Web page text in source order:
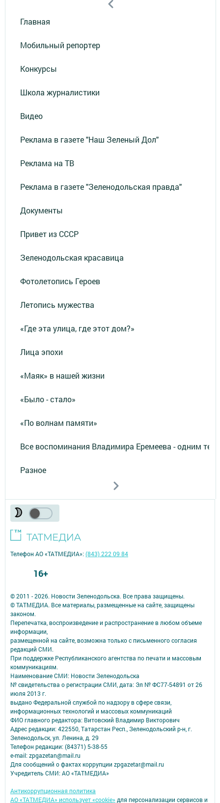
Главная
Мобильный репортер
Конкурсы
Школа журналистики
Видео
Реклама в газете "Наш Зеленый Дол"
Реклама на ТВ
Реклама в газете "Зеленодольская правда"
Документы
Привет из СССР
Зеленодольская красавица
Фотолетопись Героев
Летопись мужества
«Где эта улица, где этот дом?»
Лица эпохи
«Маяк» в нашей жизни
«Было - стало»
«По волнам памяти»
Все воспоминания Владимира Еремеева - одним
Разное
© 2011 - 2026. Новости Зеленодольска. Все права защищены.
© ТАТМЕДИА. Все материалы, размещенные на сайте, защищены
законом.
Перепечатка, воспроизведение и распространение в любом объеме
информации,
размещенной на сайте, возможна только с письменного согласия
редакций СМИ.
При поддержке Республиканского агентства по печати и массовым
коммуникациям.
Наименование СМИ: Новости Зеленодольска
№ свидетельства о регистрации СМИ, дата: Эл № ФС77-54891 от 26
июля 2013 г.
выдано Федеральной службой по надзору в сфере связи,
информационных технологий и массовых коммуникаций
ФИО главного редактора: Витовский Владимир Викторович
Адрес редакции: 422550, Татарстан Респ., Зеленодольский р-н, г.
Зеленодольск, ул. Ленина, д. 29
Телефон редакции: (84371) 5-38-55
e-mail: zpgazetan@mail.ru
Для сообщений о фактах коррупции zpgazetar@mail.ru
Учредитель СМИ: АО «ТАТМЕДИА»
Антикоррупционная политика
АО «ТАТМЕДИА» использует «cookie» для персонализации сервисов и
Телефон АО «ТАТМЕДИА»:(843) 222 09 84
16+